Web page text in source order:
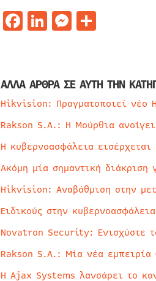
Facebook
LinkedIn
Messenger
ΑΛΛΑ ΑΡΘΡΑ ΣΕ ΑΥΤΗ ΤΗΝ
Hikvision: Πραγματοποιεί νέο
Rakson S.A.: Η Μούρθια
Η κυβερνοασφάλεια
Ακόμη μία σημαντική
Hikvision: Αναβάθμιση στην
Ειδικούς στην
Novatron Security: Ενισχύστε
Rakson S.A.: Μία νέα
Η Ajax Systems λανσάρει το